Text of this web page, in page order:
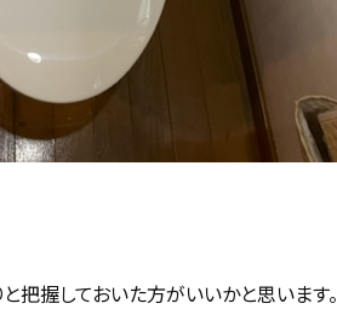
把握しておいた方がいいかと思います。